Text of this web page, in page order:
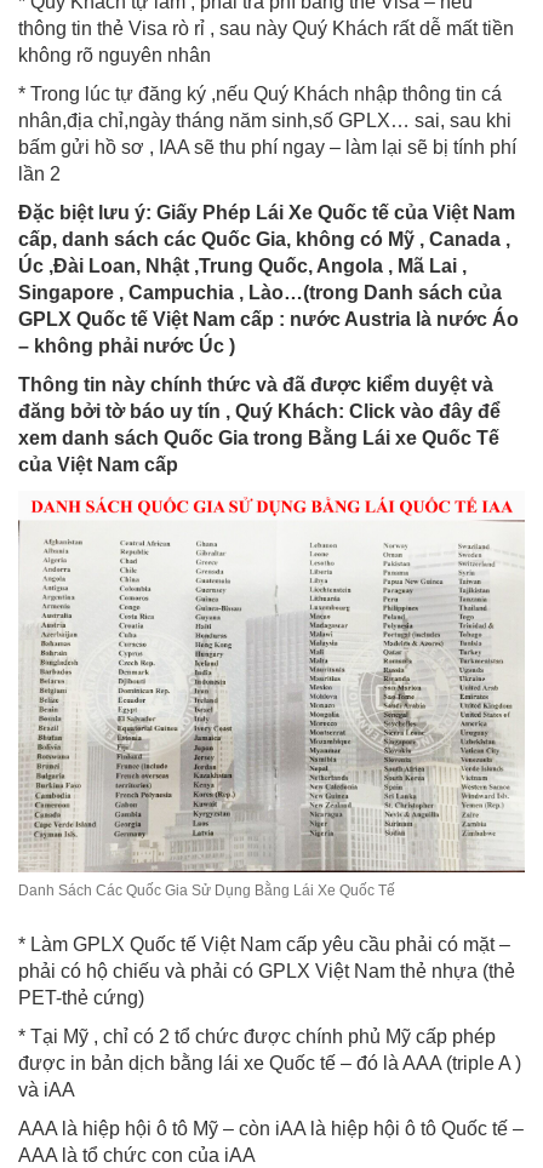
thông tin thẻ Visa rò rỉ , sau này Quý Khách rất dễ mất tiền
không rõ nguyên nhân
* Trong lúc tự đăng ký ,nếu Quý Khách nhập thông tin cá
nhân,địa chỉ,ngày tháng năm sinh,số GPLX… sai, sau khi
bấm gửi hồ sơ , IAA sẽ thu phí ngay – làm lại sẽ bị tính phí
lần 2
Đặc biệt lưu ý: Giấy Phép Lái Xe Quốc tế của Việt Nam
cấp, danh sách các Quốc Gia, không có Mỹ , Canada ,
Úc ,Đài Loan, Nhật ,Trung Quốc, Angola , Mã Lai ,
Singapore , Campuchia , Lào…(trong Danh sách của
GPLX Quốc tế Việt Nam cấp : nước Austria là nước Áo
– không phải nước Úc )
Thông tin này chính thức và đã được kiểm duyệt và
đăng bởi tờ báo uy tín , Quý Khách: Click vào đây để
xem danh sách Quốc Gia trong Bằng Lái xe Quốc Tế
của Việt Nam cấp
Danh Sách Các Quốc Gia Sử Dụng Bằng Lái Xe Quốc Tế
* Làm GPLX Quốc tế Việt Nam cấp yêu cầu phải có mặt –
phải có hộ chiếu và phải có GPLX Việt Nam thẻ nhựa (thẻ
PET-thẻ cứng)
* Tại Mỹ , chỉ có 2 tổ chức được chính phủ Mỹ cấp phép
được in bản dịch bằng lái xe Quốc tế – đó là AAA (triple A )
và iAA
AAA là hiệp hội ô tô Mỹ – còn iAA là hiệp hội ô tô Quốc tế –
AAA là tổ chức con của iAA